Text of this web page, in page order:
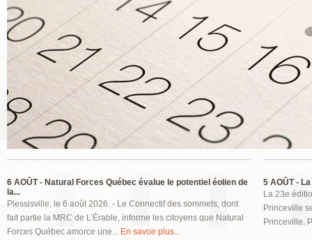
6 AOÛT - Natural Forces Québec évalue le potentiel éolien de
la...
Plessisville, le 6 août 2026. - Le Connectif des sommets, dont
fait partie la MRC de L’Érable, informe les citoyens que Natural
Forces Québec amorce une... En savoir plus...
5 AOÛT -
La 23e
Princeville
Princeville.
Pages